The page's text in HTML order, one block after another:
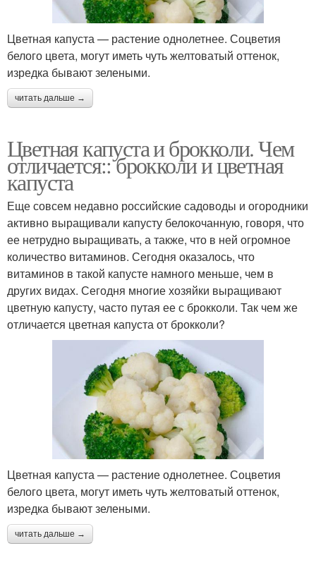
Цветная капуста — растение однолетнее. Соцветия
белого цвета, могут иметь чуть желтоватый оттенок,
изредка бывают зелеными.
читать дальше →
Цветная капуста и брокколи. Чем
отличается:: брокколи и цветная
капуста
Еще совсем недавно российские садоводы и огородники
активно выращивали капусту белокочанную, говоря, что
ее нетрудно выращивать, а также, что в ней огромное
количество витаминов. Сегодня оказалось, что
витаминов в такой капусте намного меньше, чем в
других видах. Сегодня многие хозяйки выращивают
цветную капусту, часто путая ее с брокколи. Так чем же
отличается цветная капуста от брокколи?
Цветная капуста — растение однолетнее. Соцветия
белого цвета, могут иметь чуть желтоватый оттенок,
изредка бывают зелеными.
читать дальше →